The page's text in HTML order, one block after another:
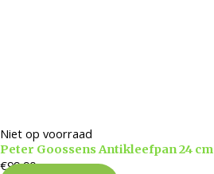
Niet op voorraad
Peter Goossens Antikleefpan 24 cm
€99,90